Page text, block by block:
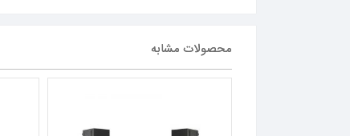
محصولات مشابه